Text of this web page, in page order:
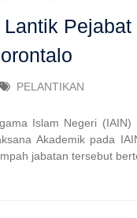
PELANTIKAN
Islam Negeri
Akademik pada
jabatan tersebut